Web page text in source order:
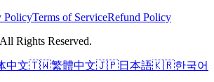
PolicyTerms of ServiceRefund Policy
Rights Reserved.
中文🇹🇼繁體中文🇯🇵日本語🇰🇷한국어